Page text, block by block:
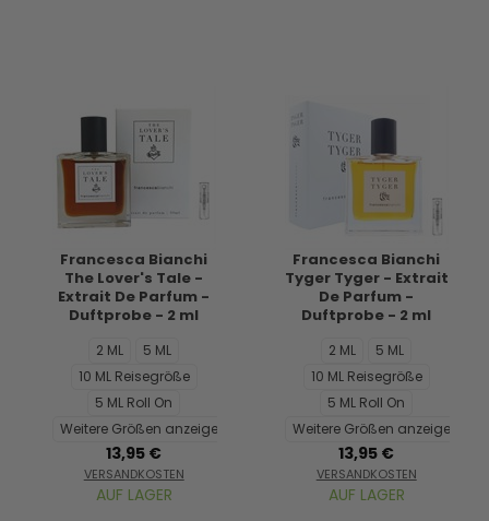
Francesca Bianchi
The Lover's Tale -
Extrait De Parfum -
Duftprobe - 2 ml
2 ML
5 ML
10 ML Reisegröße
5 ML Roll On
Weitere Größen anzeigen...
13,95 €
VERSANDKOSTEN
AUF LAGER
Francesca Bianchi
Tyger Tyger - Extrait
De Parfum -
Duftprobe - 2 ml
2 ML
5 ML
10 ML Reisegröße
5 ML Roll On
Weitere Größen anzeigen...
13,95 €
VERSANDKOSTEN
AUF LAGER